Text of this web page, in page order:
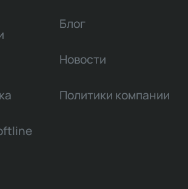
Блог
Новости
Политики компании